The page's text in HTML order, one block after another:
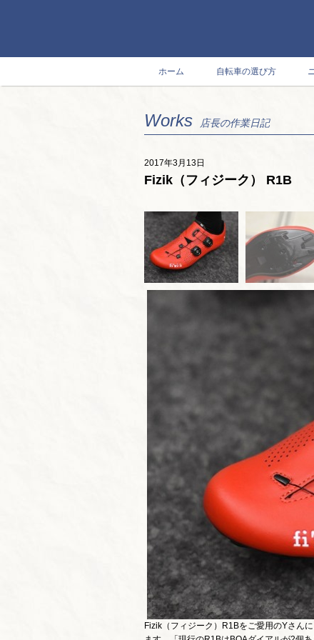
ホーム 自転車の選び方
Works 店長の作業日記
2017年3月13日
Fizik（フィジーク） R1B
Fizik（フィジーク）R1Bをご愛用のYさん